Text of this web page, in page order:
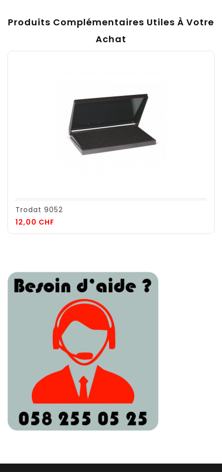
Produits Complémentaires Utiles À Votre
Achat
Trodat 9052
12,00 CHF